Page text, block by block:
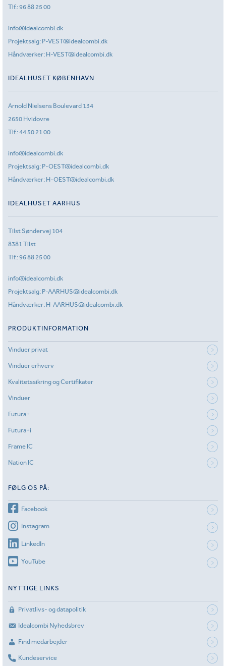
Tlf.:96 88 25 00
info@idealcombi.dk
Projektsalg: P-VEST@idealcombi.dk
Håndværker: H-VEST@idealcombi.dk
IDEALHUSET KØBENHAVN
Arnold Nielsens Boulevard 134
2650 Hvidovre
Tlf.:44 50 21 00
info@idealcombi.dk
Projektsalg: P-OEST@idealcombi.dk
Håndværker: H-OEST@idealcombi.dk
IDEALHUSET AARHUS
Tilst Søndervej 104
8381 Tilst
Tlf.:96 88 25 00
info@idealcombi.dk
Projektsalg: P-AARHUS@idealcombi.dk
Håndværker: H-AARHUS@idealcombi.dk
PRODUKTINFORMATION
Vinduer privat
Vinduer erhverv
Kvalitetssikring og Certifikater
Vinduer
Futura+
Futura+i
Frame IC
Nation IC
FØLG OS PÅ:
Facebook
Instagram
LinkedIn
YouTube
NYTTIGE LINKS
Privatlivs- og datapolitik
Idealcombi Nyhedsbrev
Find medarbejder
Kundeservice